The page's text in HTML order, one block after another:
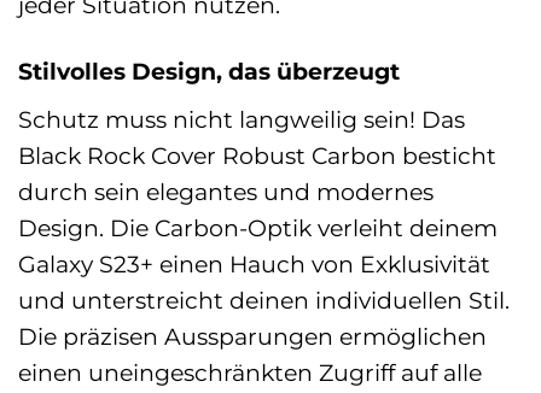
Stilvolles Design, das überzeugt
Schutz muss nicht langweilig sein! Das
Black Rock Cover Robust Carbon besticht
durch sein elegantes und modernes
Design. Die Carbon-Optik verleiht deinem
Galaxy S23+ einen Hauch von Exklusivität
und unterstreicht deinen individuellen Stil.
Die präzisen Aussparungen ermöglichen
einen uneingeschränkten Zugriff auf alle